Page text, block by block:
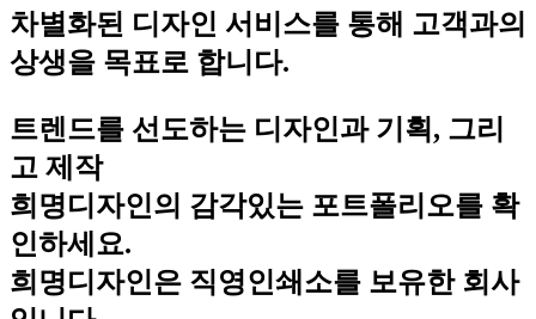
차별화된 디자인 서비스를 통해 고객과의
상생을 목표로 합니다.
트렌드를 선도하는 디자인과 기획, 그리
고 제작
희명디자인의 감각있는 포트폴리오를 확
인하세요.
희명디자인은 직영인쇄소를 보유한 회사